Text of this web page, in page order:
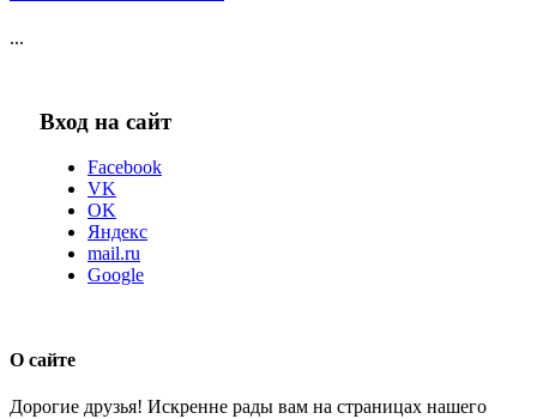
...
Вход на сайт
Facebook
VK
OK
Яндекс
mail.ru
Google
О сайте
Дорогие друзья! Искренне рады вам на страницах нашего